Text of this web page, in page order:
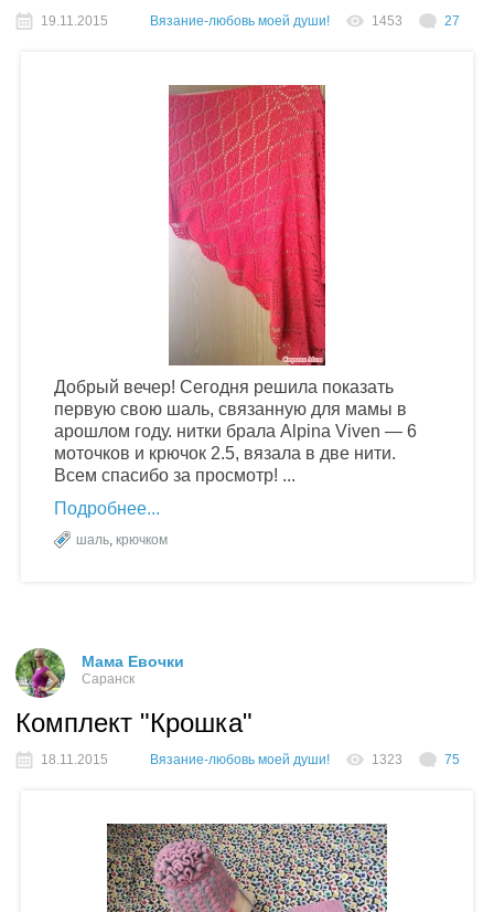
19.11.2015 Вязание-любовь моей души! 1453 27
Добрый вечер! Сегодня решила показать
первую свою шаль, связанную для мамы в
арошлом году. нитки брала Alpina Viven — 6
моточков и крючок 2.5, вязала в две нити.
Всем спасибо за просмотр! ...
Подробнее
шаль, крючком
Мама Евочки
Саранск
Комплект "Крошка"
18.11.2015 Вязание-любовь моей души! 1323 75